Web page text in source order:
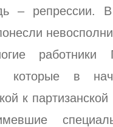
– репрессии. В
которые в
к